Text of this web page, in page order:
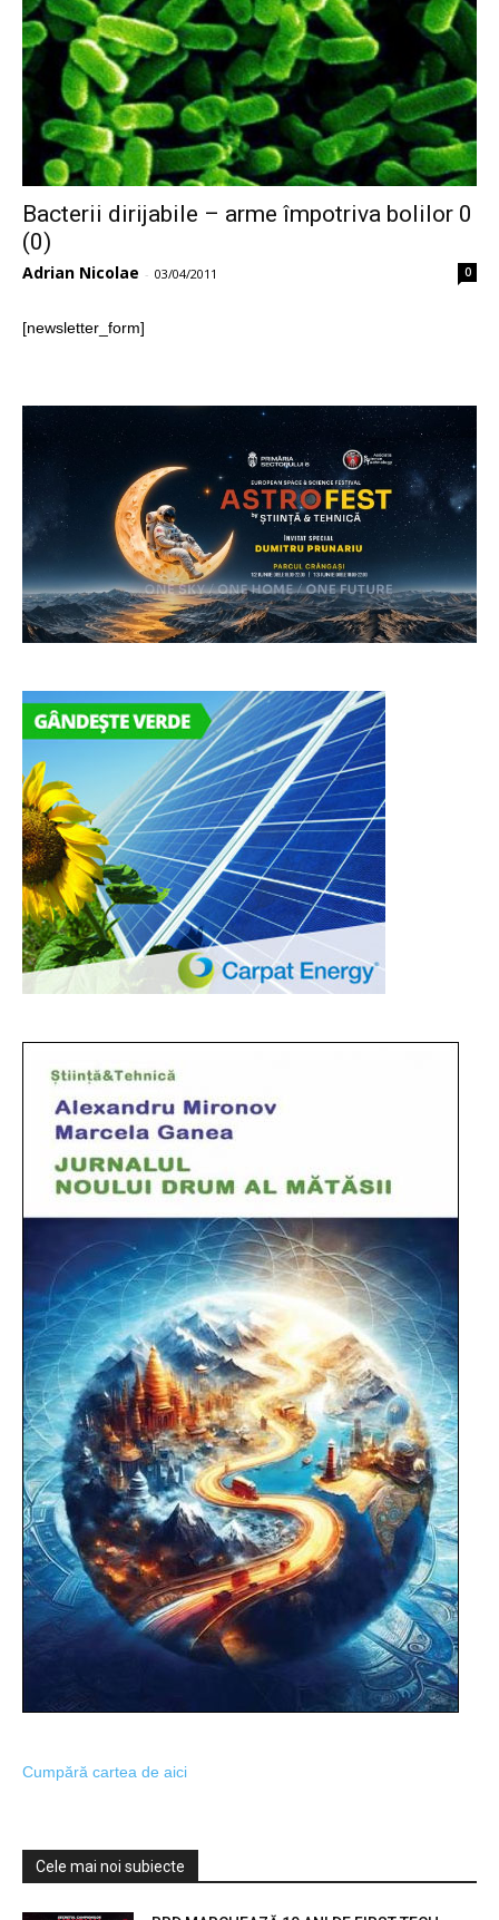
Bacterii dirijabile – arme împotriva bolilor 0
(0)
Adrian Nicolae - 03/04/2011 0
[newsletter_form]
Cumpără cartea de aici
Cele mai noi subiecte